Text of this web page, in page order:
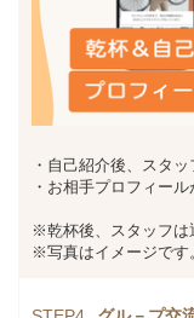
・自己紹介後、スタ
・お相手プロフィー
※乾杯後、スタッフは
※写真はイメージです